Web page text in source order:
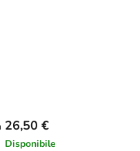
26,50 €
Disponibile